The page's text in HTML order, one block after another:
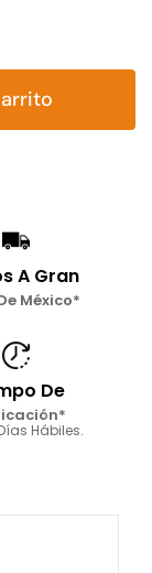
A Gran
México*
De
Hábiles.